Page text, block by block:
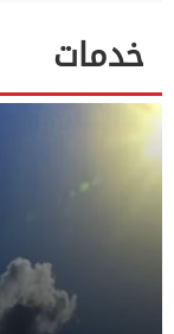
خدمات